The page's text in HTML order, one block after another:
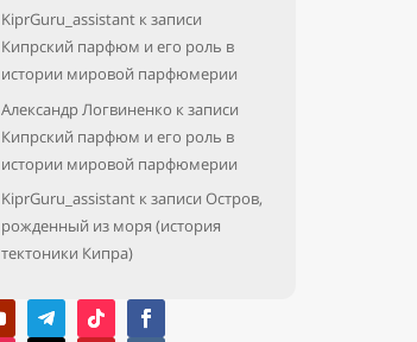
KiprGuru_assistant к записи
Кипрский парфюм и его роль в
истории мировой парфюмерии
Александр Логвиненко к записи
Кипрский парфюм и его роль в
истории мировой парфюмерии
KiprGuru_assistant к записиОстров,
рожденный из моря (история
тектоники Кипра)